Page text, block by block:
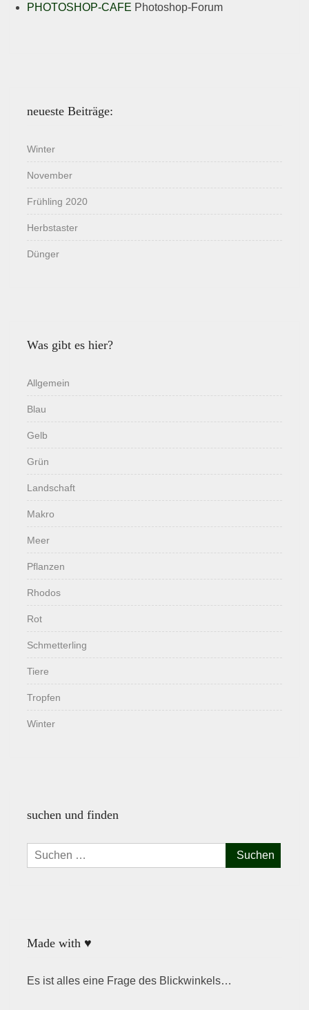
PHOTOSHOP-CAFE Photoshop-Forum
neueste Beiträge:
Winter
November
Frühling 2020
Herbstaster
Dünger
Was gibt es hier?
Allgemein
Blau
Gelb
Grün
Landschaft
Makro
Meer
Pflanzen
Rhodos
Rot
Schmetterling
Tiere
Tropfen
Winter
suchen und finden
Suchen
nach:
Made with ♥
Es ist alles eine Frage des Blickwinkels…